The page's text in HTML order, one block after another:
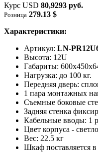
Курс USD 80,9293 руб.
Розница 279.13 $
Характеристики:
Артикул: LN-
Высота: 12U
Габариты:
Нагрузка: до 100 кг.
Передняя дверь:
1 пара монтажных
Съемные боковые
Задняя стенка
Кабельные вводы: 1
Цвет корпуса -
Вес: 22.5 кг
Шкаф поставляется